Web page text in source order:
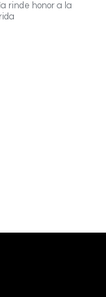
rinde honor a la